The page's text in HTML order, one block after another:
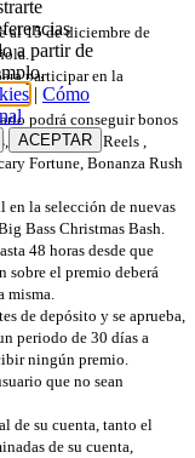
al 15 de diciembre de
participar en la
podrá conseguir bonos
a saber: Telly Reels ,
Fortune, Bonanza Rush
en la selección de nuevas
Bass Christmas Bash.
48 horas desde que
el premio deberá
misma.
de depósito y se aprueba,
periodo de 30 días a
ningún premio.
que no sean
de su cuenta, tanto el
de su cuenta,
a partir de
| Cómo
ACEPTAR